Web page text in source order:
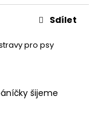
pro psy
Sdílet
šijeme